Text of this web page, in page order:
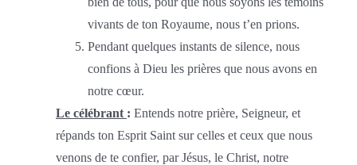
vivants de ton Royaume, nous t’en prions.
Pendant quelques instants de silence, nous
confions à Dieu les prières que nous avons en
notre cœur.
Le célébrant : Entends notre prière, Seigneur, et
répands ton Esprit Saint sur celles et ceux que nous
venons de te confier, par Jésus, le Christ, notre